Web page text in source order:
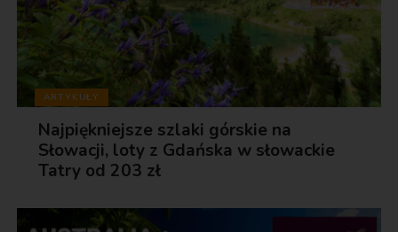
ARTYKUŁY
Najpiękniejsze szlaki górskie na
Słowacji, loty z Gdańska w słowackie
Tatry od 203 zł